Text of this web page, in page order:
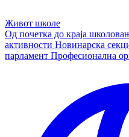
Живот школе
Од почетка до краја
активности Новинарска
парламент Професионална